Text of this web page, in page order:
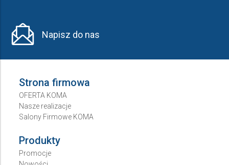
Napisz do nas
Strona firmowa
OFERTA KOMA
Nasze realizacje
Salony Firmowe KOMA
Produkty
Promocje